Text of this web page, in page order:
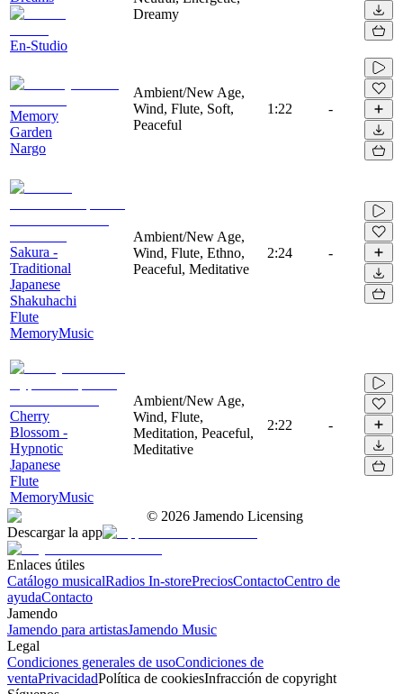
En-Studio
Dreamy
Memory
Garden
Nargo
Ambient/New Age,
Wind, Flute, Soft,
Peaceful
1:22 -
Sakura -
Traditional
Japanese
Shakuhachi
Flute
MemoryMusic
Ambient/New Age,
Wind, Flute, Ethno,
Peaceful, Meditative
2:24 -
Cherry
Blossom -
Hypnotic
Japanese
Flute
MemoryMusic
Ambient/New Age,
Wind, Flute,
Meditation, Peaceful,
Meditative
2:22 -
© 2026 Jamendo Licensing
Descargar la app
Enlaces útiles
Catálogo musicalRadios In-storePreciosContactoCentro de
ayudaContacto
Jamendo
Jamendo para artistasJamendo Music
Legal
Condiciones generales de usoCondiciones de
ventaPrivacidadPolítica de cookiesInfracción de copyright